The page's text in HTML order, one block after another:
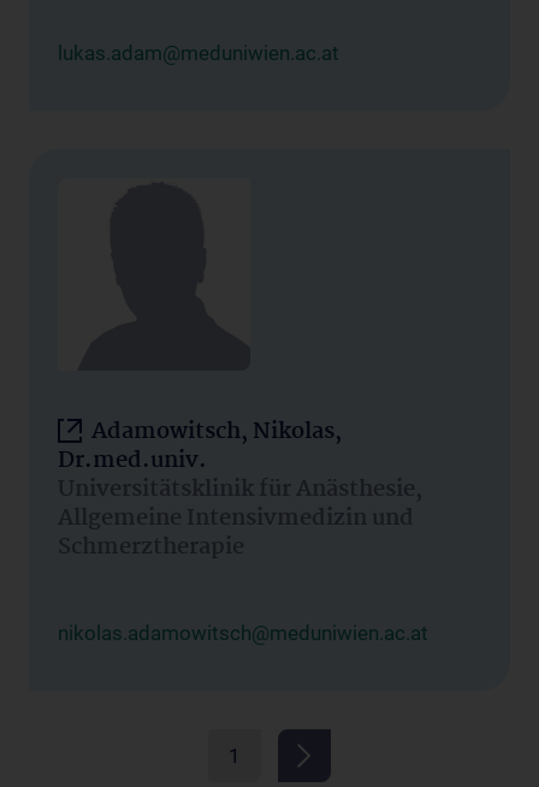
lukas.adam@meduniwien.ac.at
Adamowitsch, Nikolas,
Dr.med.univ.
Universitätsklinik für Anästhesie,
Allgemeine Intensivmedizin und
Schmerztherapie
nikolas.adamowitsch@meduniwien.ac.at
1